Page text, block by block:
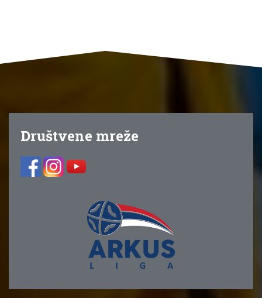
Društvene mreže